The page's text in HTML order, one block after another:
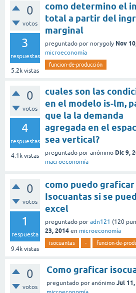
0
votos
3
respuestas
5.2k vistas
como determino el
total a partir del
marginal
preguntado por norygoly Nov
microeconomía
funcion-de-producción
0
votos
4
respuestas
4.1k vistas
cuales son las
en el modelo is-lm,
que la la demanda
agregada en el
sea vertical?
preguntado por anónimo Dic 9,
macroeconomía
0
votos
1
respuesta
9.4k vistas
como puedo graficar
Isocuantas si se
excel
preguntado por adn121 (120
23, 2014 en microeconomía
isocuantas - funcion-de-
0
votos
Como graficar
preguntado por anónimo Jul 11,